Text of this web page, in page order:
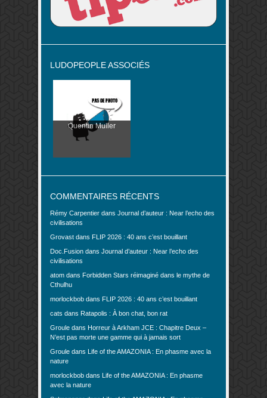
LUDOPEOPLE ASSOCIÉS
Quentin Muller
COMMENTAIRES RÉCENTS
Rémy Carpentier dans Journal d’auteur : Near l’echo des
civilisations
Grovast dans FLIP 2026 : 40 ans c’est bouillant
Doc.Fusion dans Journal d’auteur : Near l’echo des
civilisations
atom dans Forbidden Stars réimaginé dans le mythe de
Cthulhu
morlockbob dans FLIP 2026 : 40 ans c’est bouillant
cats dans Ratapolis : À bon chat, bon rat
Groule dans Horreur à Arkham JCE : Chapitre Deux –
N’est pas morte une gamme qui à jamais sort
Groule dans Life of the AMAZONIA : En phasme avec la
nature
morlockbob dans Life of the AMAZONIA : En phasme
avec la nature